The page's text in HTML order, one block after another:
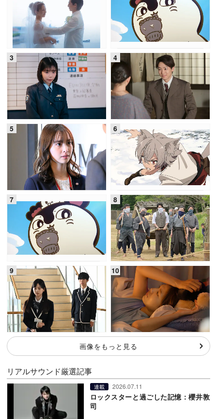
画像をもっと見る
リアルサウンド厳選記事
連載 2026.07.11
ロックスターと過ごした記憶：櫻井敦
司